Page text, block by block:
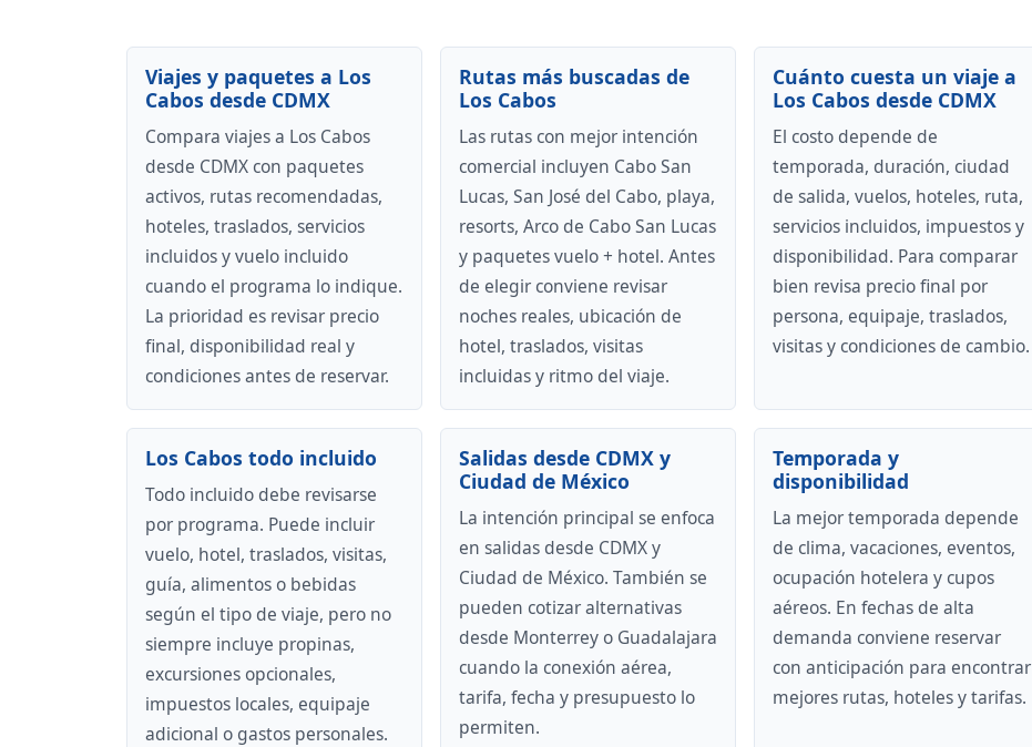
Viajes y paquetes a Los
Cabos desde CDMX
Compara viajes a Los Cabos
desde CDMX con paquetes
activos, rutas recomendadas,
hoteles, traslados, servicios
incluidos y vuelo incluido
cuando el programa lo indique.
La prioridad es revisar precio
final, disponibilidad real y
condiciones antes de reservar.
Rutas más buscadas de
Los Cabos
Las rutas con mejor intención
comercial incluyen Cabo San
Lucas, San José del Cabo, playa,
resorts, Arco de Cabo San Lucas
y paquetes vuelo + hotel. Antes
de elegir conviene revisar
noches reales, ubicación de
hotel, traslados, visitas
incluidas y ritmo del viaje.
Cuánto cuesta un viaje a
Los Cabos desde CDMX
El costo depende de
temporada, duración, ciudad
de salida, vuelos, hoteles, ruta,
servicios incluidos, impuestos y
disponibilidad. Para comparar
bien revisa precio final por
persona, equipaje, traslados,
visitas y condiciones de cambio.
Los Cabos todo incluido
Todo incluido debe revisarse
por programa. Puede incluir
vuelo, hotel, traslados, visitas,
guía, alimentos o bebidas
según el tipo de viaje, pero no
siempre incluye propinas,
excursiones opcionales,
impuestos locales, equipaje
adicional o gastos personales.
Salidas desde CDMX y
Ciudad de México
La intención principal se enfoca
en salidas desde CDMX y
Ciudad de México. También se
pueden cotizar alternativas
desde Monterrey o Guadalajara
cuando la conexión aérea,
tarifa, fecha y presupuesto lo
permiten.
Temporada y
disponibilidad
La mejor temporada depende
de clima, vacaciones, eventos,
ocupación hotelera y cupos
aéreos. En fechas de alta
demanda conviene reservar
con anticipación para encontrar
mejores rutas, hoteles y tarifas.